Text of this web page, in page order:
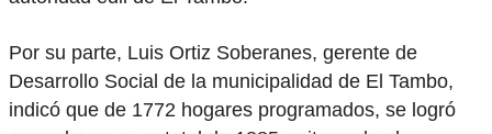
Por su parte, Luis Ortiz Soberanes, gerente de
Desarrollo Social de la municipalidad de El Tambo,
indicó que de 1772 hogares programados, se logró